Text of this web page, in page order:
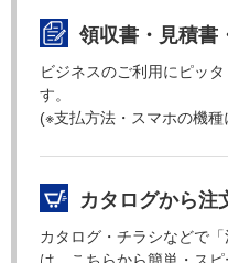
領収書・見積書
ビジネスのご利用にピッ
す。
(※支払方法・スマホの機
カタログから注
カタログ・チラシなどで